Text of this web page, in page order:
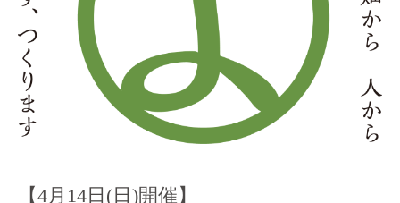
【4月14日(日)開催】